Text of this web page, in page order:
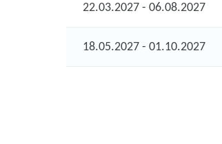
22.03.2027 - 06.08.2027
18.05.2027 - 01.10.2027